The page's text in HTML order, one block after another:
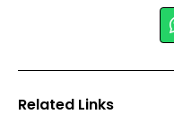
Related Links